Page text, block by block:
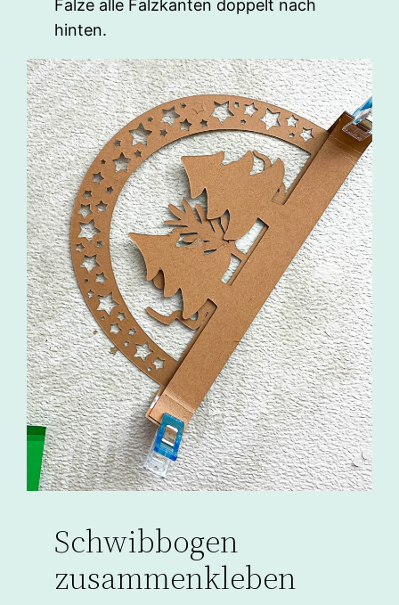
Falze alle Falzkanten doppelt nach
hinten.
Schwibbogen
zusammenkleben